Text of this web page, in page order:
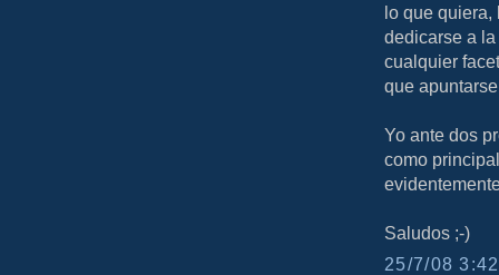
lo que
dedicarse a
cualquier
que
Yo ante dos
como
Saludos ;-)
25/7/08